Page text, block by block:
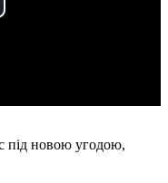
під новою угодою,